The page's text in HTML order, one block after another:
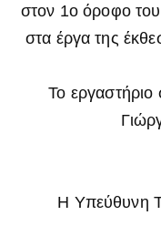
στον 1ο όροφο του
στα έργα της
Το εργαστήριο
Η Υπεύθυνη